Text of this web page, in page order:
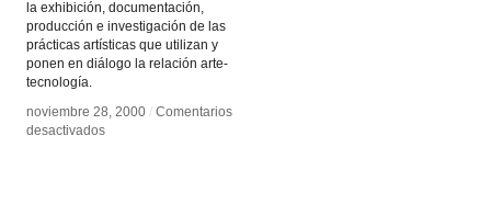
la exhibición, documentación,
producción e investigación de las
prácticas artísticas que utilizan y
ponen en diálogo la relación arte-
tecnología.
noviembre 28, 2000 / Comentarios
desactivadosen
noviembre 28, 2000 / Comentarios
desactivadosen